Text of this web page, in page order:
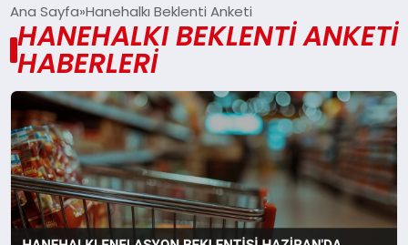
GÜNDEM
DÜNYA
EĞITIM
EKONOMI
Ana Sayfa Hanehalkı Beklenti Anketi
HANEHALKI BEKLENTI ANKETI
HABERLERI